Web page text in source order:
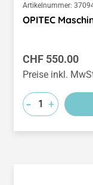
Artikelnummer:
OPITEC
Regulärer Preis:
CHF 550.00
Preise inkl.
- +